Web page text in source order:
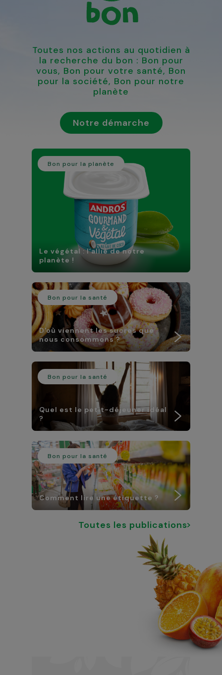
Toutes nos actions au quotidien à
la recherche du bon : Bon pour
vous, Bon pour votre santé, Bon
pour la société, Bon pour notre
planète
Notre démarche
Bon pour la planète
Le végétal : l’allié de notre
planète !
Bon pour la santé
D'où viennent les sucres que
nous consommons ?
Bon pour la santé
Quel est le petit-déjeuner idéal
?
Bon pour la santé
Comment lire une étiquette ?
Toutes les publications